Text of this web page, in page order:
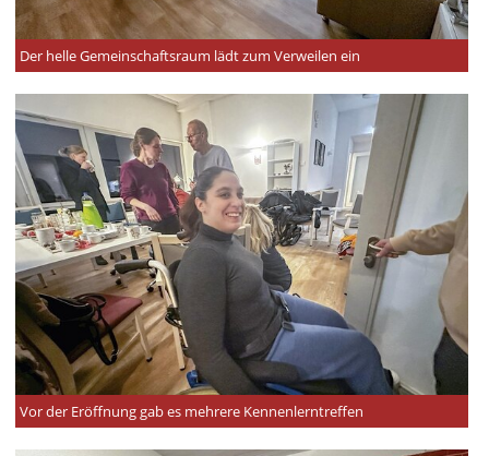
Der helle Gemeinschaftsraum lädt zum Verweilen ein
Vor der Eröffnung gab es mehrere Kennenlerntreffen